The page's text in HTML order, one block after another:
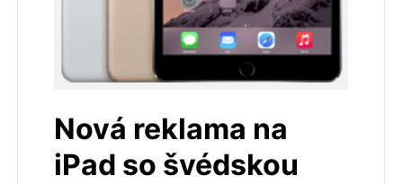
Nová reklama na
iPad so švédskou